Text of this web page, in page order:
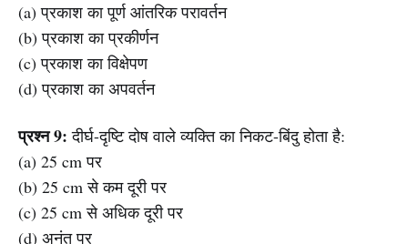
(a) प्रकाश का पूर्ण आंतरिक परावर्तन
(b) प्रकाश का प्रकीर्णन
(c) प्रकाश का विक्षेपण
(d) प्रकाश का अपवर्तन
प्रश्न 9: दीर्घ-दृष्टि दोष वाले व्यक्ति का निकट-बिंदु होता है:
(a) 25 cm पर
(b) 25 cm से कम दूरी पर
(c) 25 cm से अधिक दूरी पर
(d) अनंत पर